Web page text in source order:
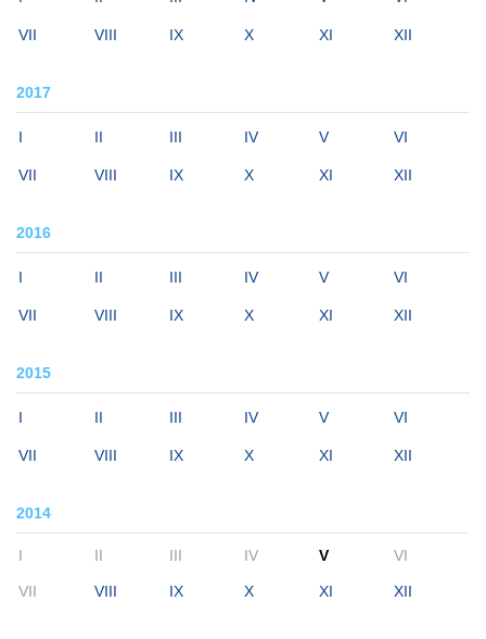
VII VIII IX X XI XII
2017
I II III IV V VI
VII VIII IX X XI XII
2016
I II III IV V VI
VII VIII IX X XI XII
2015
I II III IV V VI
VII VIII IX X XI XII
2014
I II III IV V VI
VII VIII IX X XI XII